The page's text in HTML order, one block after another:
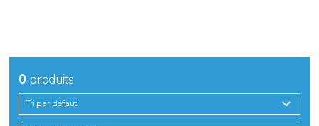
0produits
Tri par défaut